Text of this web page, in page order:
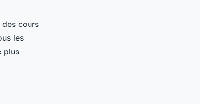
des cours
les
plus